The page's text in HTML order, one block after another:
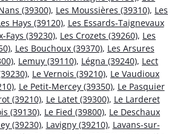
(39300), Les Moussières (39310), Les
Hays (39120), Les Essards-Taignevaux
Fays (39230), Les Crozets (39260), Les
, Les Bouchoux (39370), Les Arsures
, Lemuy (39110), Légna (39240), Lect
, Le Vernois (39210), Le Vaudioux
, Le Petit-Mercey (39350), Le Pasquier
(39210), Le Latet (39300), Le Larderet
(39130), Le Fied (39800), Le Deschaux
(39230), Lavigny (39210), Lavans-sur-